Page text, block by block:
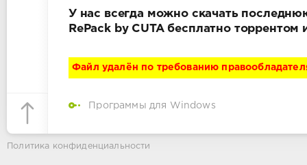
У нас всегда можно скачать
RePack by CUTA бесплатно
Файл удалён по требованию
Программы для Windows
Политика конфиденциальности